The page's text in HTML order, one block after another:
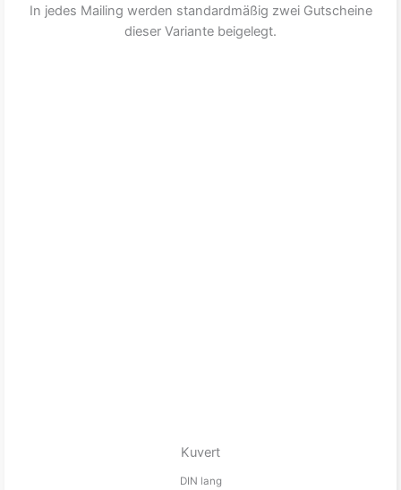
In jedes Mailing werden standardmäßig zwei Gutscheine
dieser Variante beigelegt.
Kuvert
DIN lang